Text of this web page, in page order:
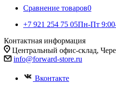
Сравнение товаров0
+7 921 254 75 05Пн-Пт
Контактная информация
Центральный офис-склад,
info@forward-store.ru
Вконтакте